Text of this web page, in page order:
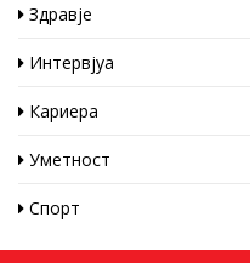
Здравје
Интервјуа
Кариера
Уметност
Спорт